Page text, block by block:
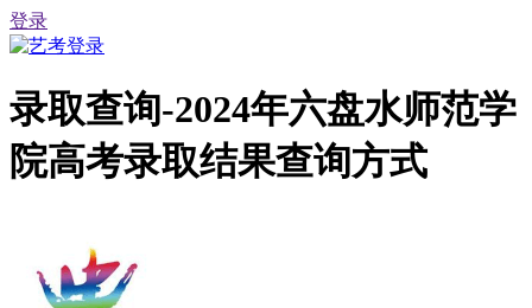
登录
录取查询-2024年六盘水师范学
院高考录取结果查询方式